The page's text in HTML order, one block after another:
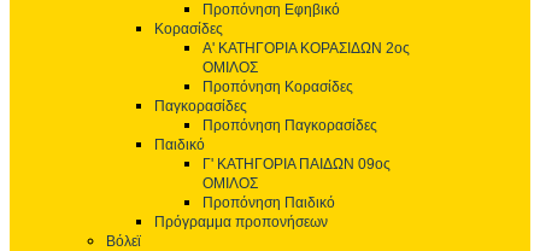
Προπόνηση Εφηβικό
Κορασίδες
Α' ΚΑΤΗΓΟΡΙΑ ΚΟΡΑΣΙΔΩΝ 2ος
ΟΜΙΛΟΣ
Προπόνηση Κορασίδες
Παγκορασίδες
Προπόνηση Παγκορασίδες
Παιδικό
Γ' ΚΑΤΗΓΟΡΙΑ ΠΑΙΔΩΝ 09ος
ΟΜΙΛΟΣ
Προπόνηση Παιδικό
Πρόγραμμα προπονήσεων
Βόλεϊ